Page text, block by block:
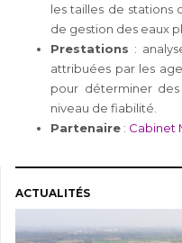
les tailles de stations
de gestion des eaux
Prestations :
attribuées par les
pour déterminer
niveau de fiabilité.
Partenaire : Cabinet
ACTUALITÉS